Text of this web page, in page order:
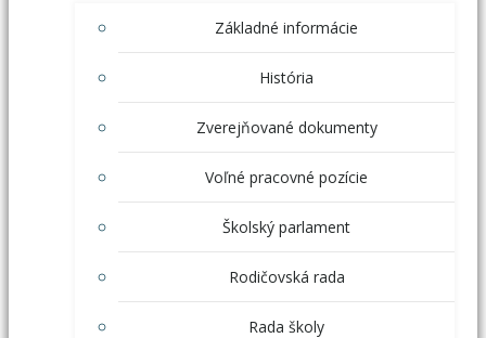
Základné informácie
História
Zverejňované dokumenty
Voľné pracovné pozície
Školský parlament
Rodičovská rada
Rada školy